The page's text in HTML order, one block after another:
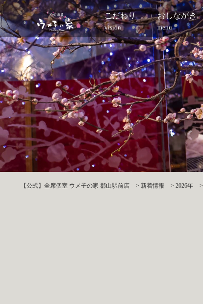
こだわり
vision
おしながき
menu
【公式】全席個室 ウメ子の家 郡山駅前店 > 新着情報 > 2026年 >